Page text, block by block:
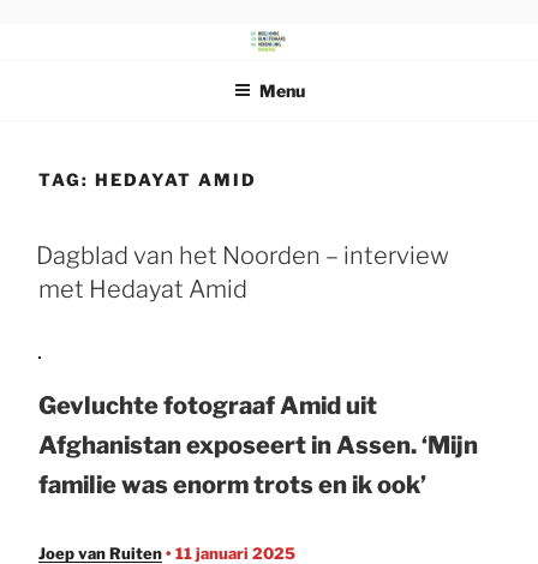
SCHILDERSGENOOTSCHAP
Beeldende Kunstenaars Vereniging Drenthe
Menu
TAG:HEDAYAT AMID
Dagblad van het Noorden – interview
met Hedayat Amid
Gevluchte fotograaf Amid uit
Afghanistan exposeert in Assen. ‘Mijn
familie was enorm trots en ik ook’
Joep van Ruiten• 11 januari 2025